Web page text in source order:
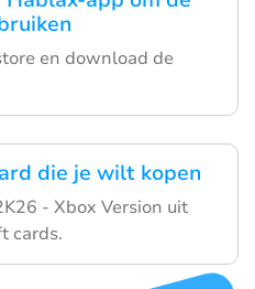
en download de
die je wilt kopen
- Xbox Version uit
cards.